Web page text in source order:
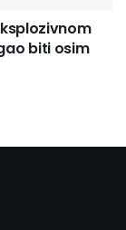
biti osim